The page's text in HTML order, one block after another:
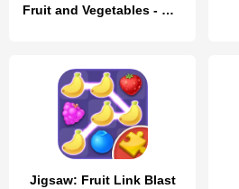
Fruit and Vegetables - Quiz
Jigsaw: Fruit Link Blast